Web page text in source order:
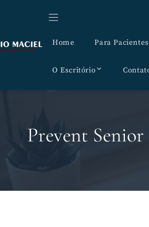
Home Para Pacientes
O Escritório
Prevent